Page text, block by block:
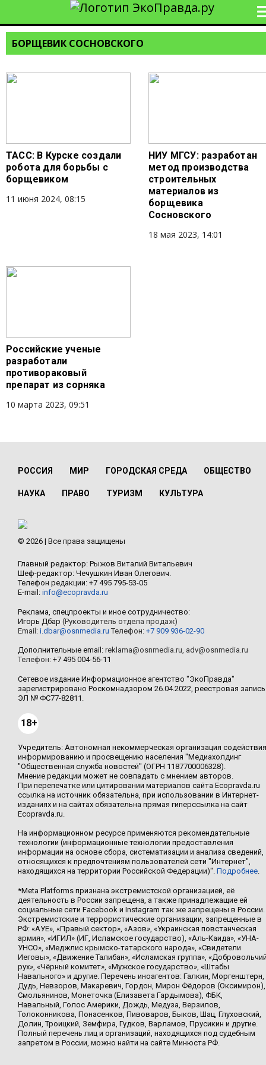
БОРЩЕВИК СОСНОВСКОГО
ТАСС: В Курске создали
робота для борьбы с
борщевиком
11 июня 2024, 08:15
НИУ МГСУ: разработан
метод производства
строительных
материалов из
борщевика
Сосновского
18 мая 2023, 14:01
Российские ученые
разработали
противораковый
препарат из сорняка
10 марта 2023, 09:51
РОССИЯ МИР ГОРОДСКАЯ СРЕДА ОБЩЕСТВО
НАУКА ПРАВО ТУРИЗМ КУЛЬТУРА
© 2026 | Все права защищены
Главный редактор: Рыжов Виталий Витальевич
Шеф-редактор: Чечушкин Иван Олегович.
Телефон редакции: +7 495 795-53-05
E-mail: info@ecopravda.ru
Реклама, спецпроекты и иное сотрудничество:
Игорь Дбар (Руководитель отдела продаж)
Email: i.dbar@osnmedia.ru Телефон: +7 909 936-02-90
Дополнительные email: reklama@osnmedia.ru, adv@osnmedia.ru
Телефон: +7 495 004-56-11
Сетевое издание Информационное агентство "ЭкоПравда"
зарегистрировано Роскомнадзором 26.04.2022, реестровая запись
ЭЛ № ФС77-82811.
18+
Учредитель: Автономная некоммерческая организация содействия
информированию и просвещению населения "Медиахолдинг
"Общественная служба новостей" (ОГРН 1187700006328).
Мнение редакции может не совпадать с мнением авторов.
При перепечатке или цитировании материалов сайта Ecopravda.ru
ссылка на источник обязательна, при использовании в Интернет-
изданиях и на сайтах обязательна прямая гиперссылка на сайт
Ecopravda.ru.
На информационном ресурсе применяются рекомендательные
технологии (информационные технологии предоставления
информации на основе сбора, систематизации и анализа сведений,
относящихся к предпочтениям пользователей сети "Интернет",
находящихся на территории Российской Федерации)". Подробнее.
*Meta Platforms признана экстремистской организацией, её
деятельность в России запрещена, а также принадлежащие ей
социальные сети Facebook и Instagram так же запрещены в России.
Экстремистские и террористические организации, запрещенные в
РФ: «АУЕ», «Правый сектор», «Азов», «Украинская повстанческая
армия», «ИГИЛ» (ИГ, Исламское государство), «Аль-Каида», «УНА-
УНСО», «Меджлис крымско-татарского народа», «Свидетели
Иеговы», «Движение Талибан», «Исламская группа»,
рух», «Чёрный комитет», «Мужское государство», «Штабы
Навального» и другие. Перечень иноагентов: Галкин, Моргенштерн,
Дудь, Невзоров, Макаревич, Гордон, Мирон Фёдоров (Оксимирон),
Смольянинов, Монеточка (Елизавета Гардымова), ФБК,
Навальный, Голос Америки, Дождь, Медуза, Верзилов,
Толоконникова, Понасенков, Пивоваров, Быков, Шац, Глуховский,
Долин, Троицкий, Земфира, Гудков, Варламов, Прусикин и другие.
Полный перечень лиц и организаций, находящихся под судебным
запретом в России, можно найти на сайте Минюста РФ.